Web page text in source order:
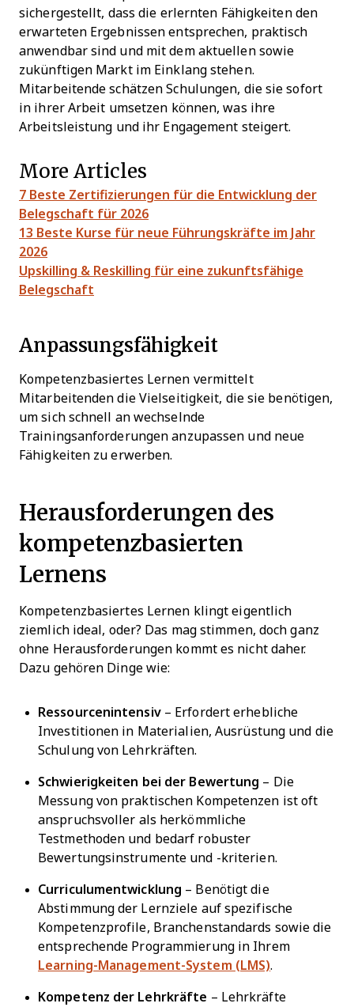
sichergestellt, dass die erlernten Fähigkeiten den
erwarteten Ergebnissen entsprechen, praktisch
anwendbar sind und mit dem aktuellen sowie
zukünftigen Markt im Einklang stehen.
Mitarbeitende schätzen Schulungen, die sie sofort
in ihrer Arbeit umsetzen können, was ihre
Arbeitsleistung und ihr Engagement steigert.
More Articles
7 Beste Zertifizierungen für die Entwicklung der
Belegschaft für 2026
13 Beste Kurse für neue Führungskräfte im Jahr
2026
Upskilling & Reskilling für eine zukunftsfähige
Belegschaft
Anpassungsfähigkeit
Kompetenzbasiertes Lernen vermittelt
Mitarbeitenden die Vielseitigkeit, die sie benötigen,
um sich schnell an wechselnde
Trainingsanforderungen anzupassen und neue
Fähigkeiten zu erwerben.
Herausforderungen des
kompetenzbasierten
Lernens
Kompetenzbasiertes Lernen klingt eigentlich
ziemlich ideal, oder? Das mag stimmen, doch ganz
ohne Herausforderungen kommt es nicht daher.
Dazu gehören Dinge wie:
Ressourcenintensiv– Erfordert erhebliche
Investitionen in Materialien, Ausrüstung und die
Schulung von Lehrkräften.
Schwierigkeiten bei der Bewertung – Die
Messung von praktischen Kompetenzen ist oft
anspruchsvoller als herkömmliche
Testmethoden und bedarf robuster
Bewertungsinstrumente und -kriterien.
Curriculumentwicklung – Benötigt die
Abstimmung der Lernziele auf spezifische
Kompetenzprofile, Branchenstandards sowie die
entsprechende Programmierung in Ihrem
Learning-Management-System (LMS).
Kompetenz der Lehrkräfte – Lehrkräfte